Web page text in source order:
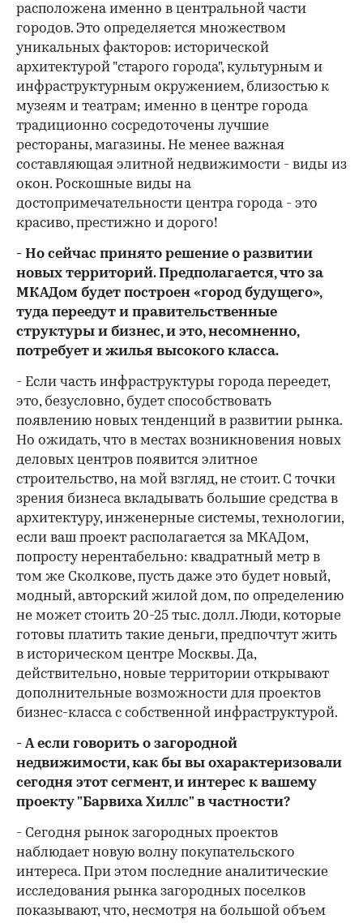
расположена именно в центральной части
городов. Это определяется множеством
уникальных факторов: исторической
архитектурой "старого города", культурным и
инфраструктурным окружением, близостью к
музеям и театрам; именно в центре города
традиционно сосредоточены лучшие
рестораны, магазины. Не менее важная
составляющая элитной недвижимости - виды из
окон. Роскошные виды на
достопримечательности центра города - это
красиво, престижно и дорого!
- Но сейчас принято решение о развитии
новых территорий. Предполагается, что за
МКАДом будет построен «город будущего»,
туда переедут и правительственные
структуры и бизнес, и это, несомненно,
потребует и жилья высокого класса.
- Если часть инфраструктуры города переедет,
это, безусловно, будет способствовать
появлению новых тенденций в развитии рынка.
Но ожидать, что в местах возникновения новых
деловых центров появится элитное
строительство, на мой взгляд, не стоит. С точки
зрения бизнеса вкладывать большие средства в
архитектуру, инженерные системы, технологии,
если ваш проект располагается за МКАДом,
попросту нерентабельно: квадратный метр в
том же Сколкове, пусть даже это будет новый,
модный, авторский жилой дом, по определению
не может стоить 20-25 тыс. долл. Люди, которые
готовы платить такие деньги, предпочтут жить
в историческом центре Москвы. Да,
действительно, новые территории открывают
дополнительные возможности для проектов
бизнес-класса с собственной инфраструктурой.
- А если говорить о загородной
недвижимости, как бы вы охарактеризовали
сегодня этот сегмент, и интерес к вашему
проекту "Барвиха Хиллс" в частности?
- Сегодня рынок загородных проектов
наблюдает новую волну покупательского
интереса. При этом последние аналитические
исследования рынка загородных поселков
показывают, что, несмотря на большой объем